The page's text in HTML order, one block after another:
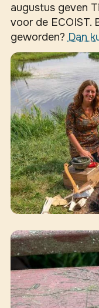
augustus geven
voor de ECOIST.
geworden? Dan